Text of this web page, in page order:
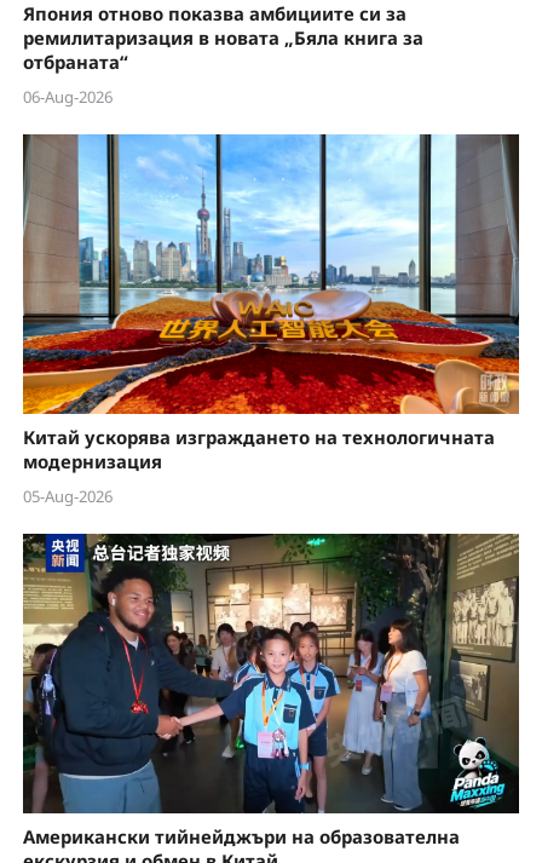
Япония отново показва амбициите си за
ремилитаризация в новата „Бяла книга за
отбраната“
06-Aug-2026
Китай ускорява изграждането на технологичната
модернизация
05-Aug-2026
Американски тийнейджъри на образователна